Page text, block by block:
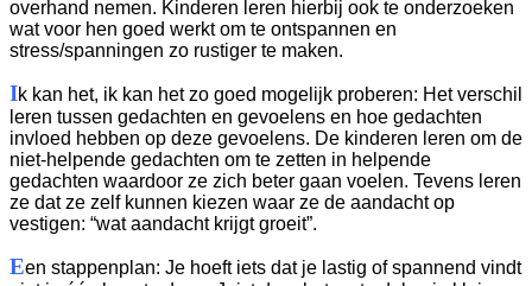
overhand nemen. Kinderen leren hierbij ook te onderzoeken
wat voor hen goed werkt om te ontspannen en
stress/spanningen zo rustiger te maken.
Ik kan het, ik kan het zo goed mogelijk proberen: Het verschil
leren tussen gedachten en gevoelens en hoe gedachten
invloed hebben op deze gevoelens. De kinderen leren om de
niet-helpende gedachten om te zetten in helpende
gedachten waardoor ze zich beter gaan voelen. Tevens leren
ze dat ze zelf kunnen kiezen waar ze de aandacht op
vestigen: “wat aandacht krijgt groeit”.
Een stappenplan: Je hoeft iets dat je lastig of spannend vindt